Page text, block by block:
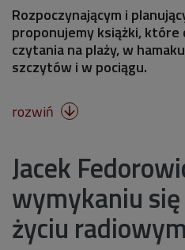
Rozpoczynającym i
proponujemy książki, które
czytania na plaży, w
szczytów i w pociągu.
rozwiń 
Jacek
wymykaniu
życiu radiowym